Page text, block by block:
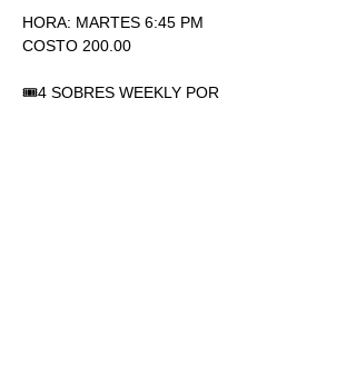
HORA: MARTES 6:45 PM
COSTO 200.00
🎟4 SOBRES WEEKLY POR